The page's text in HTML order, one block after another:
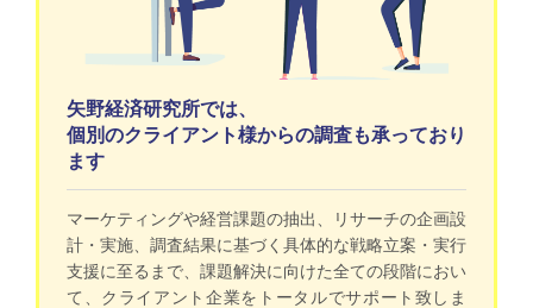
矢野経済研究所では、
個別のクライアント様からの調査も承っており
ます
マーケティングや経営課題の抽出、リサーチの企画設
計・実施、調査結果に基づく具体的な戦略立案・実行
支援に至るまで、課題解決に向けた全ての段階におい
て、クライアント企業をトータルでサポート致しま